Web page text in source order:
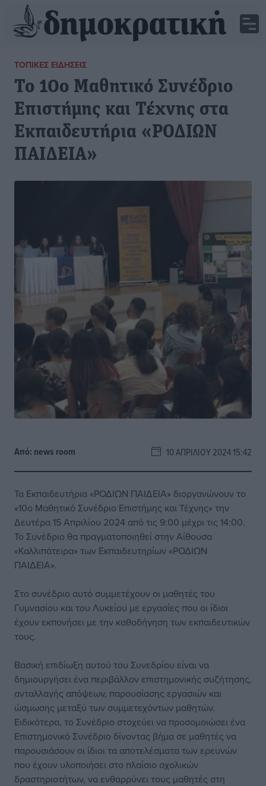
ΤΟΠΙΚΈΣ ΕΙΔΉΣΕΙΣ
Το 10ο Μαθητικό Συνέδριο
Επιστήμης και Τέχνης στα
Εκπαιδευτήρια «ΡΟΔΙΩΝ
ΠΑΙΔΕΙΑ»
Από: news room 10 ΑΠΡΙΛΊΟΥ 2024 15:42
Τα Εκπαιδευτήρια «ΡΟΔΙΩΝ ΠΑΙΔΕΙΑ» διοργανώνουν το
«10ο Μαθητικό Συνέδριο Επιστήμης και Τέχνης» την
Δευτέρα 15 Απριλίου 2024 από τις 9:00 μέχρι τις 14:00.
Το Συνέδριο θα πραγματοποιηθεί στην Αίθουσα
«Καλλιπάτειρα» των Εκπαιδευτηρίων «ΡΟΔΙΩΝ
ΠΑΙΔΕΙΑ».
Στο συνέδριο αυτό συμμετέχουν οι μαθητές του
Γυμνασίου και του Λυκείου με εργασίες που οι ίδιοι
έχουν εκπονήσει με την καθοδήγηση των εκπαιδευτικών
τους.
Βασική επιδίωξη αυτού του Συνεδρίου είναι να
δημιουργήσει ένα περιβάλλον επιστημονικής συζήτησης,
ανταλλαγής απόψεων, παρουσίασης εργασιών και
ώσμωσης μεταξύ των συμμετεχόντων μαθητών.
Ειδικότερα, το Συνέδριο στοχεύει να προσομοιώσει ένα
Επιστημονικό Συνέδριο δίνοντας βήμα σε μαθητές να
παρουσιάσουν οι ίδιοι τα αποτελέσματα των ερευνών
που έχουν υλοποιήσει στο πλαίσιο σχολικών
δραστηριοτήτων, να ενθαρρύνει τους μαθητές στη